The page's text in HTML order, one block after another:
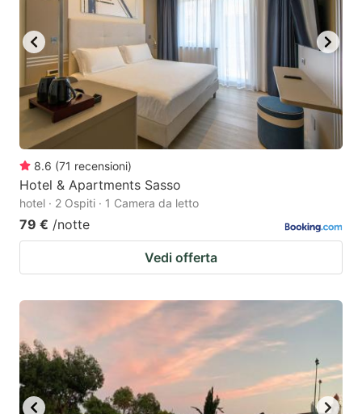
8.6 (71 recensioni)
Hotel & Apartments Sasso
hotel · 2 Ospiti · 1 Camera da letto
79 € /notte
Vedi offerta